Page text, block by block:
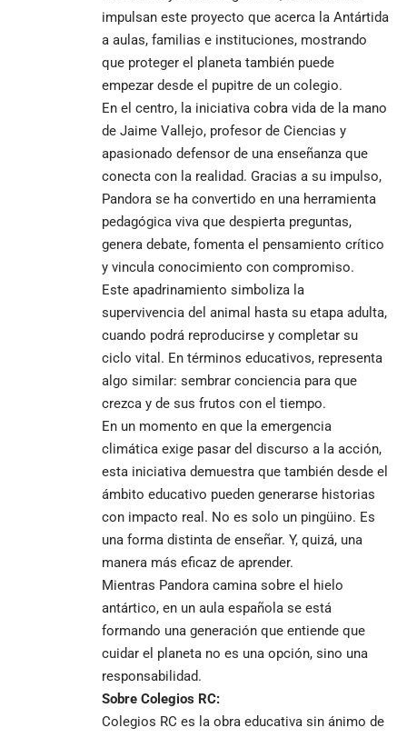
impulsan este proyecto que acerca la Antártida
a aulas, familias e instituciones, mostrando
que proteger el planeta también puede
empezar desde el pupitre de un colegio.
En el centro, la iniciativa cobra vida de la mano
de Jaime Vallejo, profesor de Ciencias y
apasionado defensor de una enseñanza que
conecta con la realidad. Gracias a su impulso,
Pandora se ha convertido en una herramienta
pedagógica viva que despierta preguntas,
genera debate, fomenta el pensamiento crítico
y vincula conocimiento con compromiso.
Este apadrinamiento simboliza la
supervivencia del animal hasta su etapa adulta,
cuando podrá reproducirse y completar su
ciclo vital. En términos educativos, representa
algo similar: sembrar conciencia para que
crezca y de sus frutos con el tiempo.
En un momento en que la emergencia
climática exige pasar del discurso a la acción,
esta iniciativa demuestra que también desde el
ámbito educativo pueden generarse historias
con impacto real. No es solo un pingüino. Es
una forma distinta de enseñar. Y, quizá, una
manera más eficaz de aprender.
Mientras Pandora camina sobre el hielo
antártico, en un aula española se está
formando una generación que entiende que
cuidar el planeta no es una opción, sino una
responsabilidad.
Sobre Colegios RC:
Colegios RC es la obra educativa sin ánimo de